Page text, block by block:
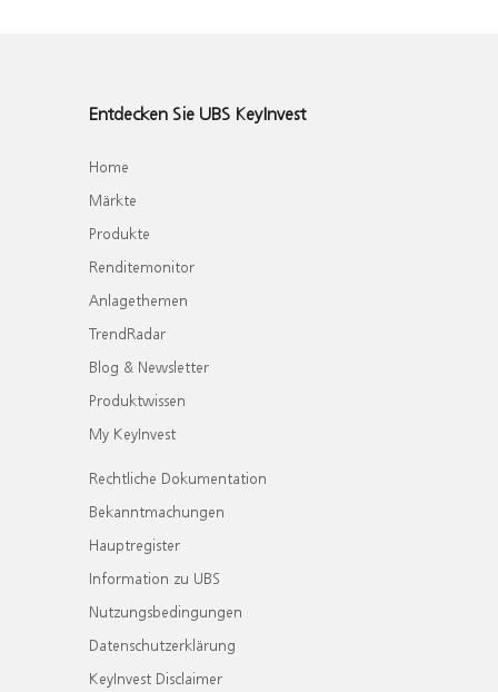
Entdecken Sie UBS KeyInvest
Home
Märkte
Produkte
Renditemonitor
Anlagethemen
TrendRadar
Blog & Newsletter
Produktwissen
My KeyInvest
Rechtliche Dokumentation
Bekanntmachungen
Hauptregister
Information zu UBS
Nutzungsbedingungen
Datenschutzerklärung
KeyInvest Disclaimer